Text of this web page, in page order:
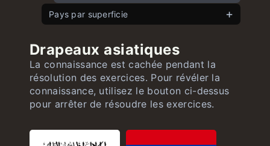
Pays par superficie
Pays asiatiques par superficie
Pays américains par superficie
Pays africains par superficie
Drapeaux asiatiques
La connaissance est cachée pendant la
résolution des exercices. Pour révéler la
connaissance, utilisez le bouton ci-dessus
pour arrêter de résoudre les exercices.